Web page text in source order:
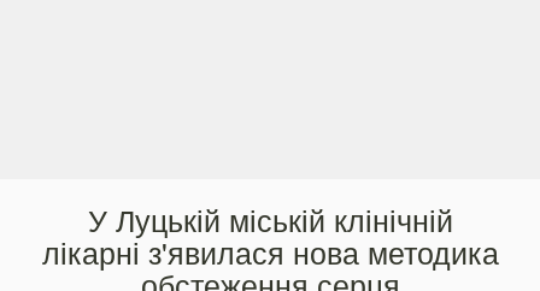
У Луцькій міській клінічній
лікарні з'явилася нова методика